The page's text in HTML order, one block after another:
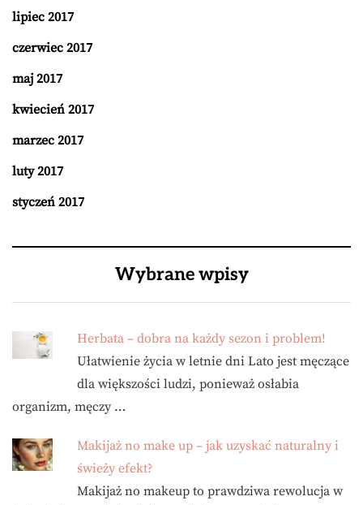
lipiec 2017
czerwiec 2017
maj 2017
kwiecień 2017
marzec 2017
luty 2017
styczeń 2017
Wybrane wpisy
Herbata – dobra na każdy sezon i problem!
Ułatwienie życia w letnie dni Lato jest męczące
dla większości ludzi, ponieważ osłabia
organizm, męczy …
Makijaż no make up – jak uzyskać naturalny i
świeży efekt?
Makijaż no makeup to prawdziwa rewolucja w